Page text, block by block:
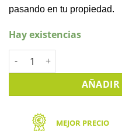
pasando en tu propiedad.
Hay existencias
Kit Sistema de seguridad
AÑADIR
MEJOR PRECIO